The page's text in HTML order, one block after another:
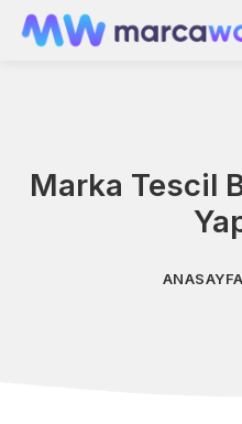
Marka Tescil
ANASAYFA